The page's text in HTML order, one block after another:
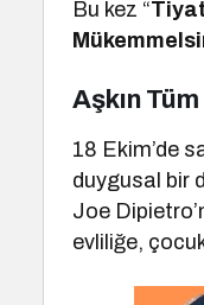
Bu kez “
Aşkın
18 Ekim’de
duygusal bir
Joe
evliliğe,